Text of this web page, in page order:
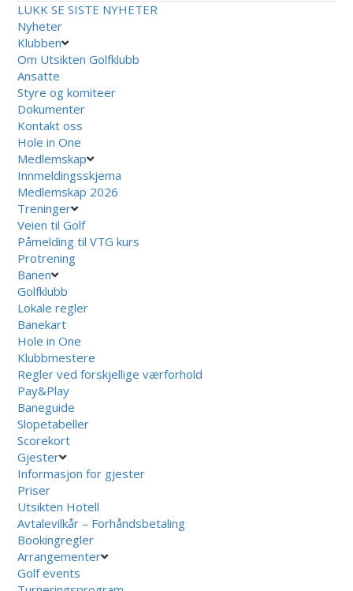
LUKK SE SISTE NYHETER
Nyheter
Klubben
Om Utsikten Golfklubb
Ansatte
Styre og komiteer
Dokumenter
Kontakt oss
Hole in One
Medlemskap
Innmeldingsskjema
Medlemskap 2026
Treninger
Veien til Golf
Påmelding til VTG kurs
Protrening
Banen
Golfklubb
Lokale regler
Banekart
Hole in One
Klubbmestere
Regler ved forskjellige værforhold
Pay&Play
Baneguide
Slopetabeller
Scorekort
Gjester
Informasjon for gjester
Priser
Utsikten Hotell
Avtalevilkår – Forhåndsbetaling
Bookingregler
Arrangementer
Golf events